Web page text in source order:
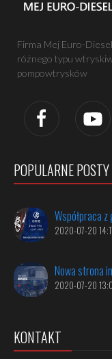
Firma Mej Euro-
różnego typu
pompowtrysków
POPULARNE POSTY
Współpraca
2020-07-20
Nowa strona
2020-07-20
KONTAKT